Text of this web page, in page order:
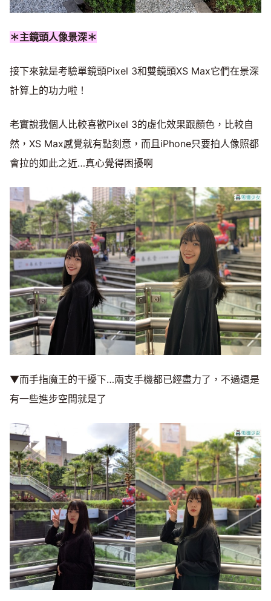
＊主鏡頭人像景深＊
接下來就是考驗單鏡頭Pixel 3和雙鏡頭XS Max它們在景深
計算上的功力啦！
老實說我個人比較喜歡Pixel 3的虛化效果跟顏色，比較自
然，XS Max感覺就有點刻意，而且iPhone只要拍人像照都
會拉的如此之近…真心覺得困擾啊
▼而手指魔王的干擾下…兩支手機都已經盡力了，不過還是
有一些進步空間就是了